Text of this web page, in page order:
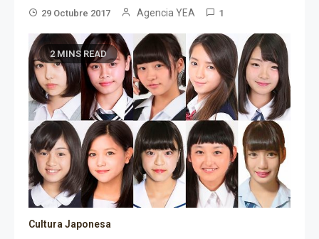
29 Octubre 2017 Agencia YEA 1
2 MINS READ
Cultura Japonesa